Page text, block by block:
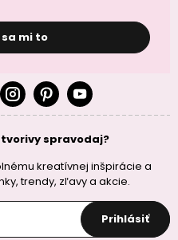
mi to
spravodaj?
kreatívnej inšpirácie a
trendy, zľavy a akcie.
Prihlásiť